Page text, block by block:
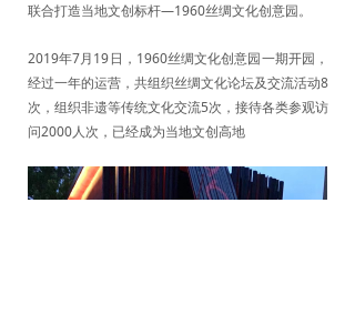
联合打造当地文创标杆—1960丝绸文化创意园。
2019年7月19日，1960丝绸文化创意园一期开园，
经过一年的运营，共组织丝绸文化论坛及交流活动8
次，组织非遗等传统文化交流5次，接待各类参观访
问2000人次，已经成为当地文创高地